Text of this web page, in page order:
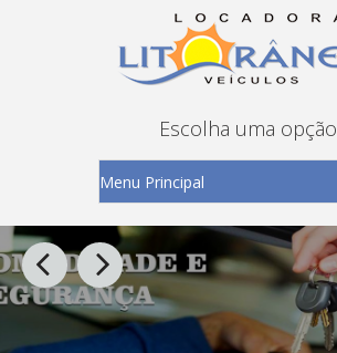
Escolha uma opção